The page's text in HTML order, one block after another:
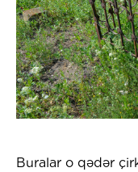
Buralar o qədər